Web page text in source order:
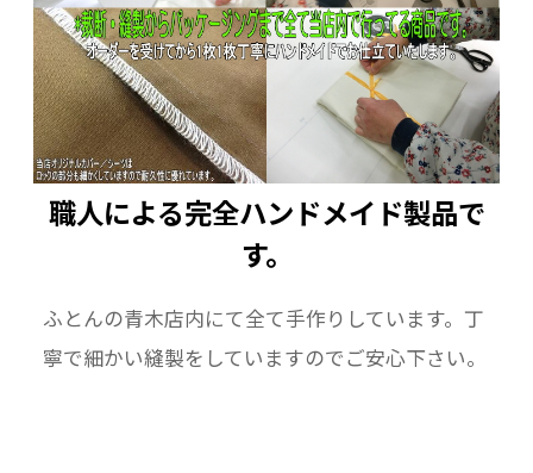
職人による完全ハンドメイド製品で
す。
ふとんの青木店内にて全て手作りしています。丁
寧で細かい縫製をしていますのでご安心下さい。